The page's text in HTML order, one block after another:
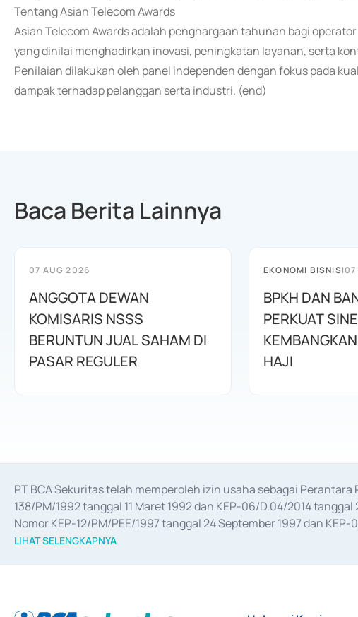
Tentang Asian Telecom Awards
Asian Telecom Awards adalah penghargaan tahunan bagi
yang dinilai menghadirkan inovasi, peningkatan layanan, serta
Penilaian dilakukan oleh panel independen dengan fokus pada
dampak terhadap pelanggan serta industri. (end)
Baca Berita Lainnya
07 AUG 2026
ANGGOTA DEWAN
KOMISARIS NSSS
BERUNTUN JUAL SAHAM DI
PASAR REGULER
EKONOMI BISNIS|
BPKH DAN
PERKUAT
HAJI
PT BCA Sekuritas telah memperoleh izin usaha sebagai
138/PM/1992 tanggal 11 Maret 1992 dan KEP-06/D.04/2014
Nomor KEP-12/PM/PEE/1997 tanggal 24 September 1997 dan
merger, akuisisi, divestasi, dan
LIHAT SELENGKAPNYA